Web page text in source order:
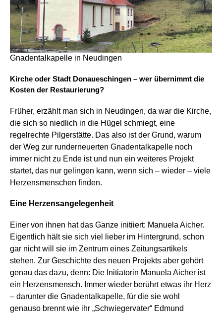
Gnadentalkapelle in Neudingen
Kirche oder Stadt Donaueschingen – wer übernimmt die
Kosten der Restaurierung?
Früher, erzählt man sich in Neudingen, da war die Kirche,
die sich so niedlich in die Hügel schmiegt, eine
regelrechte Pilgerstätte. Das also ist der Grund, warum
der Weg zur runderneuerten Gnadentalkapelle noch
immer nicht zu Ende ist und nun ein weiteres Projekt
startet, das nur gelingen kann, wenn sich – wieder – viele
Herzensmenschen finden.
Eine Herzensangelegenheit
Einer von ihnen hat das Ganze initiiert: Manuela Aicher.
Eigentlich hält sie sich viel lieber im Hintergrund, schon
gar nicht will sie im Zentrum eines Zeitungsartikels
stehen. Zur Geschichte des neuen Projekts aber gehört
genau das dazu, denn: Die Initiatorin Manuela Aicher ist
ein Herzensmensch. Immer wieder berührt etwas ihr Herz
– darunter die Gnadentalkapelle, für die sie wohl
genauso brennt wie ihr „Schwiegervater“ Edmund